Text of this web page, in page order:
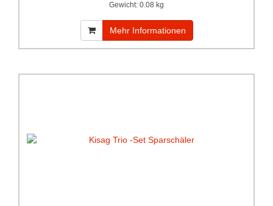
Gewicht: 0.08 kg
Mehr Informationen